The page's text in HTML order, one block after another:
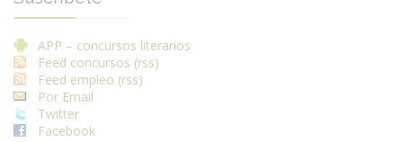
APP – concursos literarios
Feed concursos (rss)
Feed empleo (rss)
Por Email
Twitter
Facebook